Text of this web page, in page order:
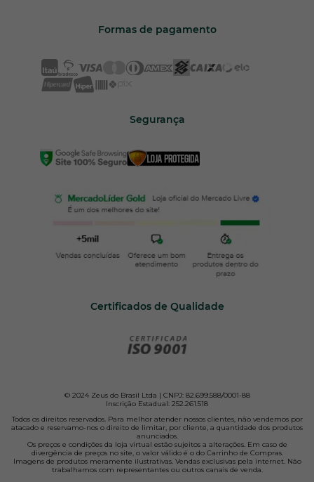
Formas de pagamento
Segurança
Certificados de Qualidade
© 2024 Zeus do Brasil Ltda | CNPJ: 82.699.588/0001-88
Inscrição Estadual: 252.261.518
Todos os direitos reservados. Para melhor atender nossos clientes, não vendemos por
atacado e reservamo-nos o direito de limitar, por cliente, a quantidade dos produtos
anunciados.
Os preços e condições da loja virtual estão sujeitos a alterações. Em caso de
divergência de preços no site, o valor válido é o do Carrinho de Compras.
Imagens de produtos meramente ilustrativas. Vendas exclusivas pela internet. Não
trabalhamos com representantes ou outros canais de venda.